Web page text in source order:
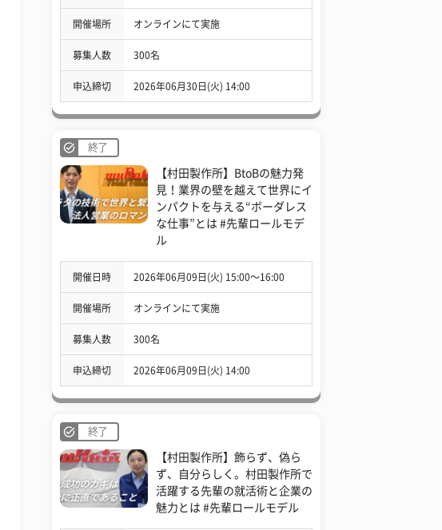
開催場所 オンラインにて実施
募集人数 300名
申込締切 2026年06月30日(火) 14:00
終了
【村田製作所】BtoBの魅力発
見！業界の壁を越えて世界にイ
ンパクトを与える“ボーダレス
な仕事”とは #先輩ロールモデ
ル
開催日時 2026年06月09日(火) 15:00〜16:00
開催場所 オンラインにて実施
募集人数 300名
申込締切 2026年06月09日(火) 14:00
終了
【村田製作所】飾らず、偽ら
ず、自分らしく。村田製作所で
活躍する先輩の就活術と企業の
魅力とは #先輩ロールモデル